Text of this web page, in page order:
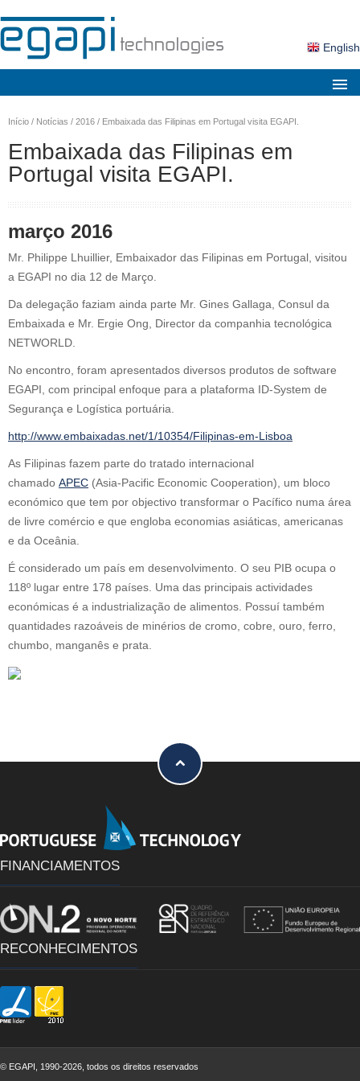
English
Soluções
Serviços
Notícias
Área Cliente
Pesquisa
Início / Notícias / 2016 / Embaixada das Filipinas em Portugal visita EGAPI.
Embaixada das Filipinas em
Portugal visita EGAPI.
março 2016
Mr. Philippe Lhuillier, Embaixador das Filipinas em Portugal, visitou
a EGAPI no dia 12 de Março.
Da delegação faziam ainda parte Mr. Gines Gallaga, Consul da
Embaixada e Mr. Ergie Ong, Director da companhia tecnológica
NETWORLD.
No encontro, foram apresentados diversos produtos de software
EGAPI, com principal enfoque para a plataforma ID-System de
Segurança e Logística portuária.
http://www.embaixadas.net/1/10354/Filipinas-em-Lisboa
As Filipinas fazem parte do tratado internacional
chamado APEC (Asia-Pacific Economic Cooperation), um bloco
económico que tem por objectivo transformar o Pacífico numa área
de livre comércio e que engloba economias asiáticas, americanas
e da Oceânia.
É considerado um país em desenvolvimento. O seu PIB ocupa o
118º lugar entre 178 países. Uma das principais actividades
económicas é a industrialização de alimentos. Possuí também
quantidades razoáveis de minérios de cromo, cobre, ouro, ferro,
chumbo, manganês e prata.
FINANCIAMENTOS
RECONHECIMENTOS
© EGAPI, 1990-2026, todos os direitos reservados